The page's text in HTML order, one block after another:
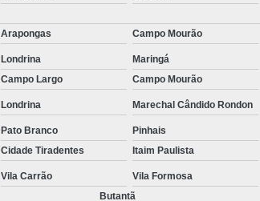
serviço
Terceirizações
de mão de obra
Arapongas Campo Mourão
Londrina Maringá
Campo Largo Campo Mourão
Londrina Marechal Cândido Rondon
Pato Branco Pinhais
Cidade Tiradentes Itaim Paulista
Vila Carrão Vila Formosa
Butantã